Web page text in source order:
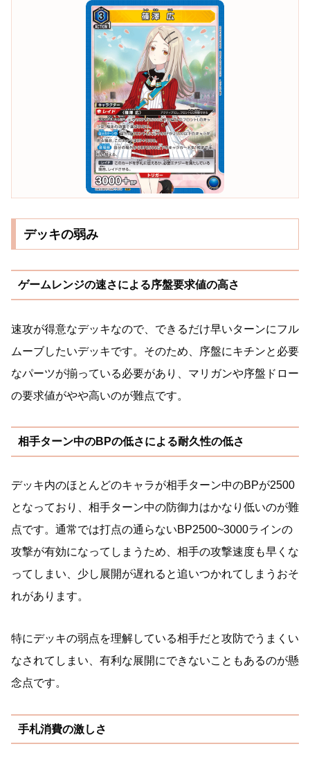
デッキの弱み
ゲームレンジの速さによる序盤要求値の高さ
速攻が得意なデッキなので、できるだけ早いターンにフル
ムーブしたいデッキです。そのため、序盤にキチンと必要
なパーツが揃っている必要があり、マリガンや序盤ドロー
の要求値がやや高いのが難点です。
相手ターン中のBPの低さによる耐久性の低さ
デッキ内のほとんどのキャラが相手ターン中のBPが2500
となっており、相手ターン中の防御力はかなり低いのが難
点です。通常では打点の通らないBP2500~3000ラインの
攻撃が有効になってしまうため、相手の攻撃速度も早くな
ってしまい、少し展開が遅れると追いつかれてしまうおそ
れがあります。
特にデッキの弱点を理解している相手だと攻防でうまくい
なされてしまい、有利な展開にできないこともあるのが懸
念点です。
手札消費の激しさ